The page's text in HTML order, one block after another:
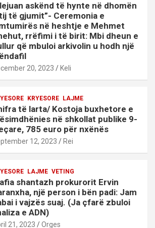
askënd të hynte në dhomën
të gjumit”- Ceremonia e
në heshtje e Mehmet
rrëfimi i të birit: Mbi dheun e
që mbuloi arkivolin u hodh një
20, 2023 Keli
KRYESORE LAJME
të larta/ Kostoja buxhetore e
në shkollat publike 9-
785 euro për nxënës
12, 2023 Rei
LAJME VETING
shantazh prokurorit Ervin
një person i bën padi: Jam
i vajzës suaj. (Ja çfarë zbuloi
e ADN)
21, 2023 Orges